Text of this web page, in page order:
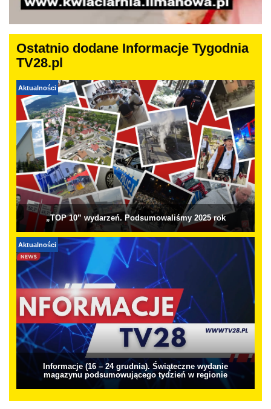
Ostatnio dodane Informacje Tygodnia
TV28.pl
Aktualności
„TOP 10” wydarzeń. Podsumowaliśmy 2025 rok
Aktualności
Informacje (16 – 24 grudnia). Świąteczne wydanie
magazynu podsumowującego tydzień w regionie